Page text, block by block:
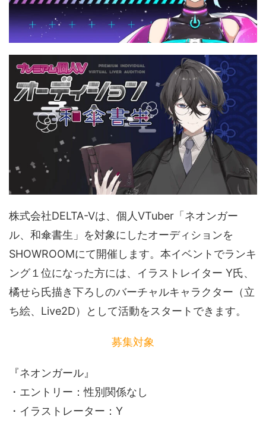
アミューズメント イベント オーディション
カメラ キャンペーン クラウドファンディング
グルメ ゲーム コスプレ スポーツ
ソーシャルVR デジモノ バーチャルYouTuber
パノラマ ボカロ メタバース レポート
仮想通貨/NFT 東雲めぐ
演劇・舞台 特集企画 生成AI
音声（ボイス）
株式会社DELTA-Vは、個人VTuber「ネオンガー
ル、和傘書生」を対象にしたオーディションを
SHOWROOMにて開催します。本イベントでランキ
ング１位になった方には、イラストレイター Y氏、
橘せら氏描き下ろしのバーチャルキャラクター（立
ち絵、Live2D）として活動をスタートできます。
募集対象
『ネオンガール』
・エントリー：性別関係なし
・イラストレーター：Y